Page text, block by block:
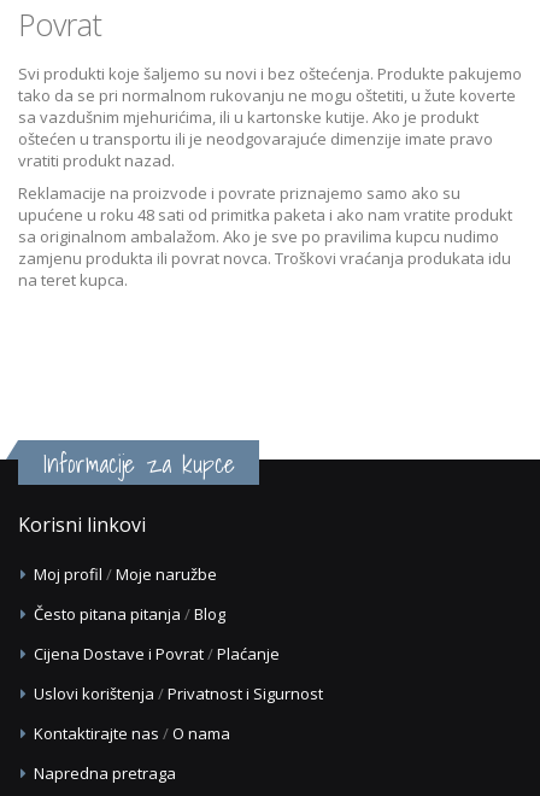
Povrat
Svi produkti koje šaljemo su novi i bez oštećenja. Produkte pakujemo
tako da se pri normalnom rukovanju ne mogu oštetiti, u žute koverte
sa vazdušnim mjehurićima, ili u kartonske kutije. Ako je produkt
oštećen u transportu ili je neodgovarajuće dimenzije imate pravo
vratiti produkt nazad.
Reklamacije na proizvode i povrate priznajemo samo ako su
upućene u roku 48 sati od primitka paketa i ako nam vratite produkt
sa originalnom ambalažom. Ako je sve po pravilima kupcu nudimo
zamjenu produkta ili povrat novca. Troškovi vraćanja produkata idu
na teret kupca.
Informacije za kupce
Korisni linkovi
Moj profil /Moje naružbe
Često pitana pitanja /Blog
Cijena Dostave i Povrat/Plaćanje
Uslovi korištenja /Privatnost i Sigurnost
Kontaktirajte nas /O nama
Napredna pretraga